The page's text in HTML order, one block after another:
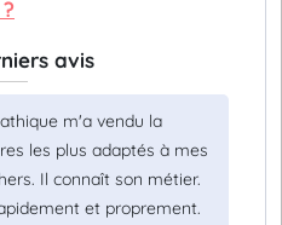
avis
m'a vendu la
les plus adaptés à mes
Il connaît son métier.
et proprement.